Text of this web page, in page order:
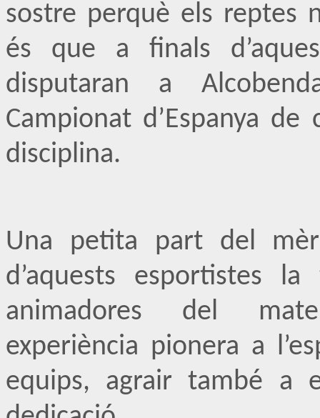
sostre perquè els reptes
és que a finals
disputaran a
Campionat d’Espanya
disciplina.
Una petita part del
d’aquests esportistes
animadores del
experiència pionera a
equips, agrair també a